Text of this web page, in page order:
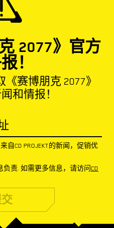
2077》官方
！
赛博朋克 2077》
和情报！
自CD PROJEKT的新闻，促销优
负责. 如需更多信息，请访问 CD